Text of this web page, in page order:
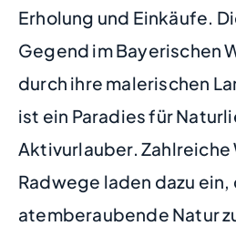
Erholung und Einkäufe.
Gegend im Bayerischen
durch ihre malerischen
ist ein Paradies für
Aktivurlauber. Zahlreiche
Radwege laden dazu ein,
atemberaubende Natur